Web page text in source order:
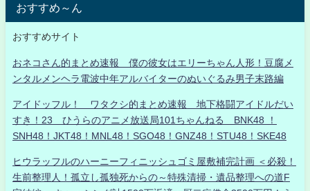
おすすめ～ん
おすすめサイト
おネコさん的まとめ速報 僕の彼女はエリーちゃん人形！豆腐メ
ンタルメンヘラ電波中年アルバイターのぬいぐるみ男子末路編
アイドッフル！ ワタクシ的まとめ速報 地下格闘アイドルだい
すき！23 ひうらのアニメ放送局101ちゃんねる BNK48 ！
SNH48！JKT48！MNL48！SGO48！GNZ48！STU48！SKE48
ヒウラッフルのハーニーフィニッシュゴミ屋敷補完計画 ＜必殺！
生前整理人！孤立し孤独死からの～特殊清掃・遺品整理への道F